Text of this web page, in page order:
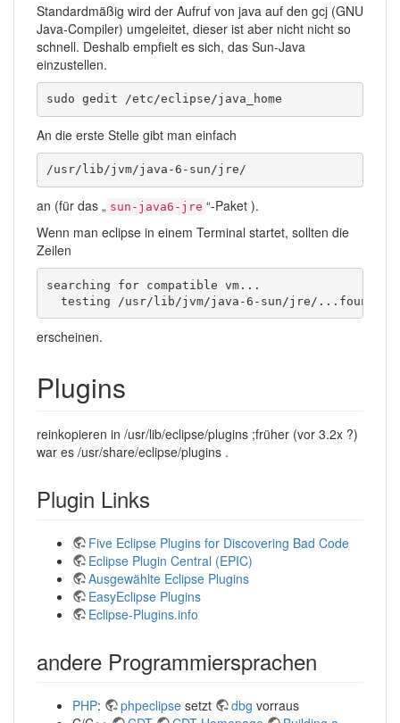
Standardmäßig wird der Aufruf von java auf den gcj (GNU
Java-Compiler) umgeleitet, dieser ist aber nicht nicht so
schnell. Deshalb empfielt es sich, das Sun-Java
einzustellen.
sudo gedit /etc/eclipse/java_home
An die erste Stelle gibt man einfach
/usr/lib/jvm/java-6-sun/jre/
an (für das „ sun-java6-jre “-Paket ).
Wenn man eclipse in einem Terminal startet, sollten die
Zeilen
searching for compatible vm...
  testing /usr/lib/jvm/java-6-sun/jre/...found
erscheinen.
Plugins
reinkopieren in /usr/lib/eclipse/plugins ;früher (vor 3.2x ?)
war es /usr/share/eclipse/plugins .
Plugin Links
Five Eclipse Plugins for Discovering Bad Code
Eclipse Plugin Central (EPIC)
Ausgewählte Eclipse Plugins
EasyEclipse Plugins
Eclipse-Plugins.info
andere Programmiersprachen
PHP: phpeclipse setzt dbg vorraus